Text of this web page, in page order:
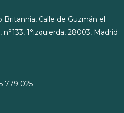
Britannia, Calle de Guzmán el
n°133, 1°izquierda, 28003, Madrid
779 025